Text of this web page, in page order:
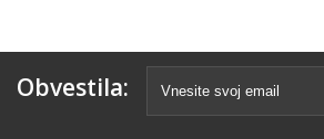
Obvestila: